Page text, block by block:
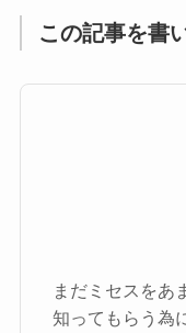
この記事を書
まだミセスをあ
知ってもらう為